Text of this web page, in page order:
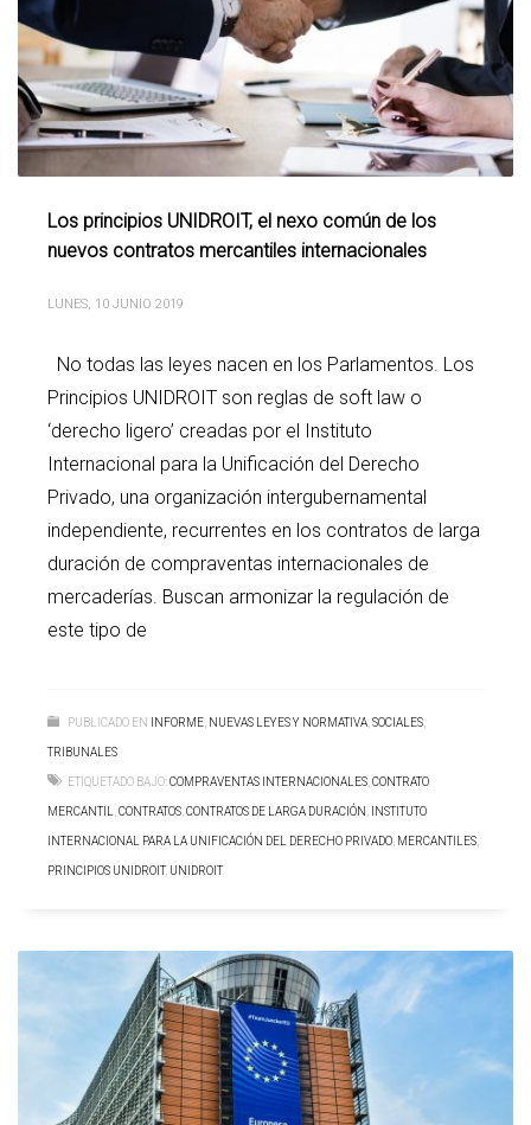
Los principios UNIDROIT, el nexo común de los
nuevos contratos mercantiles internacionales
LUNES, 10 JUNIO 2019
No todas las leyes nacen en los Parlamentos. Los
Principios UNIDROIT son reglas de soft law o
‘derecho ligero’ creadas por el Instituto
Internacional para la Unificación del Derecho
Privado, una organización intergubernamental
independiente, recurrentes en los contratos de larga
duración de compraventas internacionales de
mercaderías. Buscan armonizar la regulación de
este tipo de
PUBLICADO EN INFORME, NUEVAS LEYES Y NORMATIVA,SOCIALES,
TRIBUNALES
ETIQUETADO BAJO:COMPRAVENTAS INTERNACIONALES,CONTRATO
MERCANTIL,CONTRATOS,CONTRATOS DE LARGA DURACIÓN, INSTITUTO
INTERNACIONAL PARA LA UNIFICACIÓN DEL DERECHO PRIVADO, MERCANTILES,
PRINCIPIOS UNIDROIT, UNIDROIT